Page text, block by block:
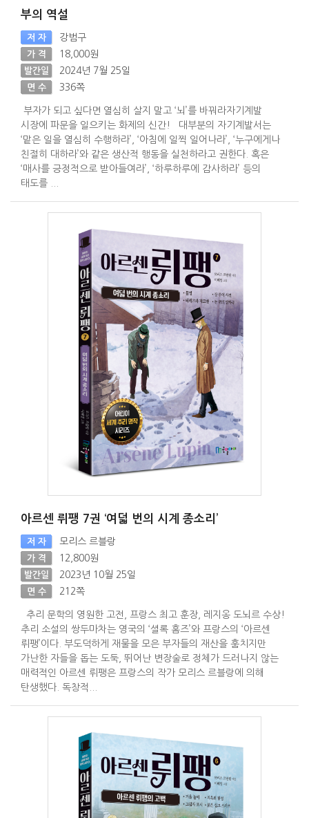
부의 역설
저 자 강범구
가 격 18,000원
발간일 2024년 7월 25일
면 수 336쪽
부자가 되고 싶다면 열심히 살지 말고 ‘뇌’를 바꿔라자기계발
시장에 파문을 일으키는 화제의 신간! 대부분의 자기계발서는
‘맡은 일을 열심히 수행하라’, ‘아침에 일찍 일어나라’, ‘누구에게나
친절히 대하라’와 같은 생산적 행동을 실천하라고 권한다. 혹은
‘매사를 긍정적으로 받아들여라’, ‘하루하루에 감사하라’ 등의
태도를 ...
아르센 뤼팽 7권 ‘여덟 번의 시계 종소리’
저 자 모리스 르블랑
가 격 12,800원
발간일 2023년 10월 25일
면 수 212쪽
추리 문학의 영원한 고전, 프랑스 최고 훈장, 레지옹 도뇌르 수상!
추리 소설의 쌍두마차는 영국의 ‘셜록 홈즈’와 프랑스의 ‘아르센
뤼팽’이다. 부도덕하게 재물을 모은 부자들의 재산을 훔치지만
가난한 자들을 돕는 도둑, 뛰어난 변장술로 정체가 드러나지 않는
매력적인 아르센 뤼팽은 프랑스의 작가 모리스 르블랑에 의해
탄생했다. 독창적...